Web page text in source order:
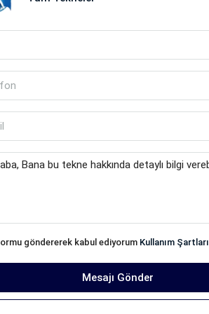
göndererek kabul ediyorum Kullanım Şartları
Mesajı Gönder